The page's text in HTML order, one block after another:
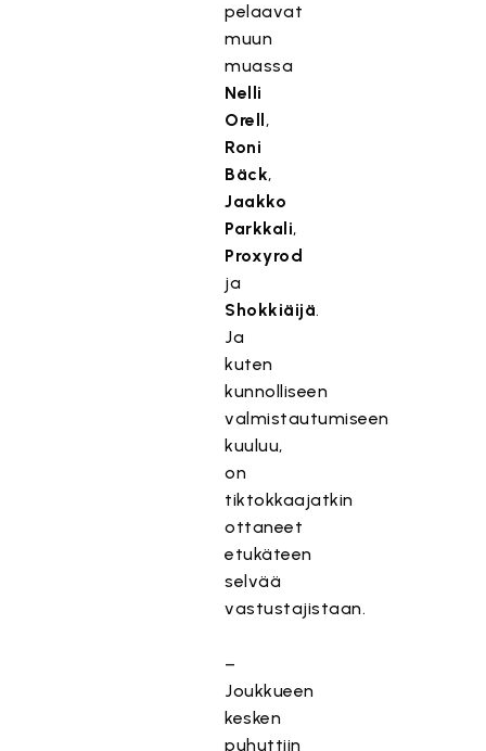
pelaavat
muun
muassa
Nelli
Orell,
Roni
Bäck,
Jaakko
Parkkali,
Proxyrod
ja
Shokkiäijä.
Ja
kuten
kunnolliseen
valmistautumiseen
kuuluu,
on
tiktokkaajatkin
ottaneet
etukäteen
selvää
vastustajistaan.
–
Joukkueen
kesken
puhuttiin